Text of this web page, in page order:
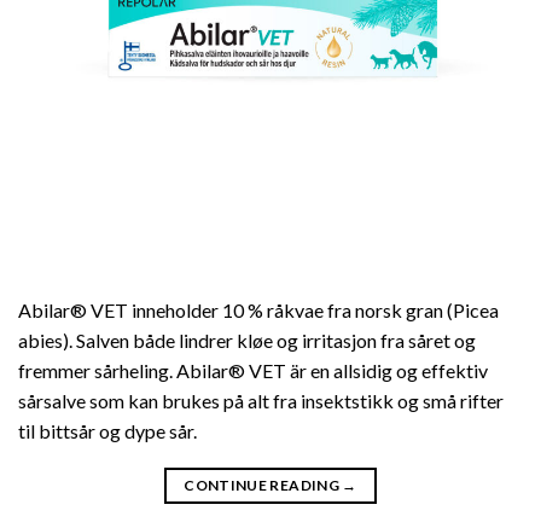
Abilar® VET inneholder 10 % råkvae fra norsk gran (Picea
abies). Salven både lindrer kløe og irritasjon fra såret og
fremmer sårheling. Abilar® VET är en allsidig og effektiv
sårsalve som kan brukes på alt fra insektstikk og små rifter
til bittsår og dype sår.
CONTINUE READING →